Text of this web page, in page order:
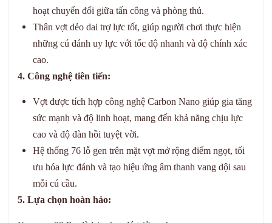
hoạt chuyển đổi giữa tấn công và phòng thủ.
Thân vợt dẻo dai trợ lực tốt, giúp người chơi thực hiện
những cú đánh uy lực với tốc độ nhanh và độ chính xác
cao.
4. Công nghệ tiên tiến:
Vợt được tích hợp công nghệ Carbon Nano giúp gia tăng
sức mạnh và độ linh hoạt, mang đến khả năng chịu lực
cao và độ đàn hồi tuyệt vời.
Hệ thống 76 lỗ gen trên mặt vợt mở rộng điểm ngọt, tối
ưu hóa lực đánh và tạo hiệu ứng âm thanh vang dội sau
mỗi cú cầu.
5. Lựa chọn hoàn hảo: